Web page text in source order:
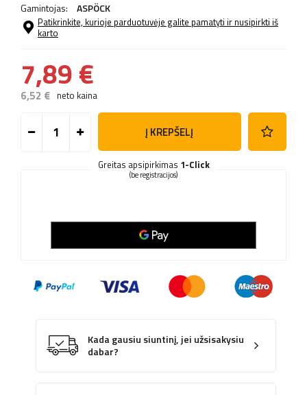
Gamintojas: ASPÖCK
Patikrinkite, kurioje parduotuvėje galite pamatyti ir nusipirkti iš
karto
7,89 €
6,52 € neto kaina
Į KREPŠELĮ
Greitas apsipirkimas 1-Click
(be registracijos)
Kada gausiu siuntinį, jei užsisakysiu
dabar?